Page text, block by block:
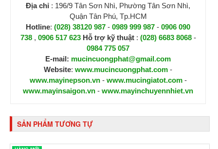
Địa chỉ : 196/9 Tân Sơn Nhì, Phường Tân Sơn Nhì,
Quận Tân Phú, Tp.HCM
Hotline: (028) 38120 987 - 0989 999 987 - 0906 090
738, 0906 517 623 Hỗ trợ kỹ thuật : (028) 6683 8068-
0984 775 057
E-mail: mucincuongphat@gmail.com
Website: www.mucincuongphat.com -
www.mayinepson.vn- www.mucingiatot.com-
www.mayinsaigon.vn - www.mayinchuyennhiet.vn
SẢN PHẨM TƯƠNG TỰ